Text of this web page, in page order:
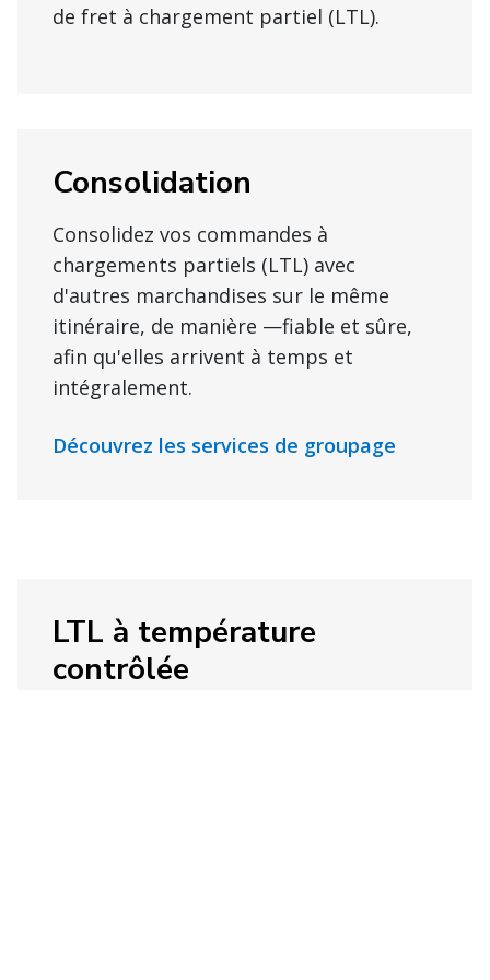
de fret à chargement partiel (LTL).
Consolidation
Consolidez vos commandes à
chargements partiels (LTL) avec
d'autres marchandises sur le même
itinéraire, de manière —fiable et sûre,
afin qu'elles arrivent à temps et
intégralement.
Découvrez les services de groupage
LTL à température
contrôlée